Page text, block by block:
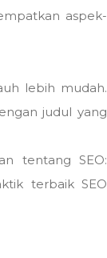
aspek-
lebih mudah.
judul yang
tentang SEO:
terbaik SEO